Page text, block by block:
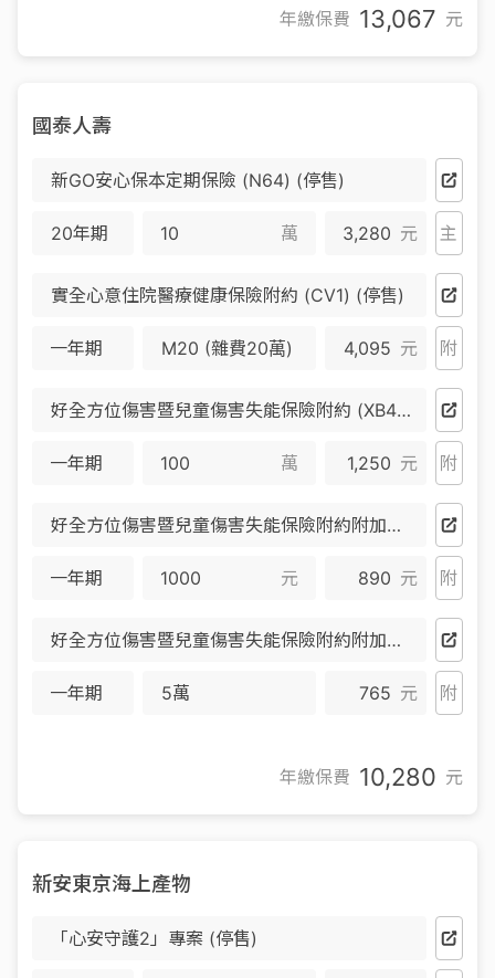
年繳保費 13,067 元
國泰人壽
新GO安心保本定期保險 (N64) (停售)
20年期 萬 3,280 元 主
實全心意住院醫療健康保險附約 (CV1) (停售)
一年期 M20 (雜費20萬) 4,095 元 附
好全方位傷害暨兒童傷害失能保險附約 (XB4) (停售)
一年期 萬 1,250 元 附
好全方位傷害暨兒童傷害失能保險附約附加傷害醫療保險金條款(甲) (XB5) (停售)
一年期 元 890 元 附
好全方位傷害暨兒童傷害失能保險附約附加傷害醫療保險金條款(乙) (XB6) (停售)
一年期 5萬 765 元 附
年繳保費 10,280 元
新安東京海上產物
「心安守護2」專案 (停售)